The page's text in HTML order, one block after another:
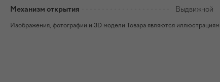
Механизм открытия Выдвижной
Изображения, фотографии и 3D модели Товара являются